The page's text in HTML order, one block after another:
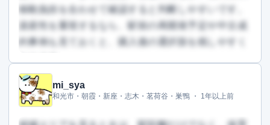
移動負担を合わせて確認すると判断しやすいです。
資産性を重視するなら、駅前の再開発予定や中古成
約事例も見ておくと、購入後の選択肢を残しやすく
この回答を読むには会員登録が必要です
（文字数：1156文字）
mi_sya
和光市・朝霞・新座・志木・茗荷谷・巣鴨 ・ 1年以上前